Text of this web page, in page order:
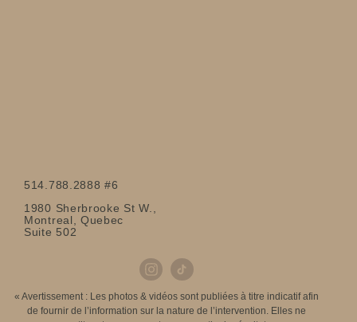
514.788.2888 #6
1980 Sherbrooke St W.,
Montreal, Quebec
Suite 502
« Avertissement : Les photos & vidéos sont publiées à titre indicatif afin
de fournir de l’information sur la nature de l’intervention. Elles ne